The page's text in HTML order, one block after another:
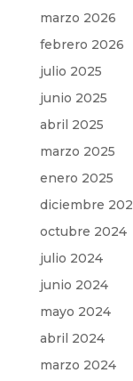
marzo 2026
febrero 2026
julio 2025
junio 2025
abril 2025
marzo 2025
enero 2025
diciembre
octubre 2024
julio 2024
junio 2024
mayo 2024
abril 2024
marzo 2024